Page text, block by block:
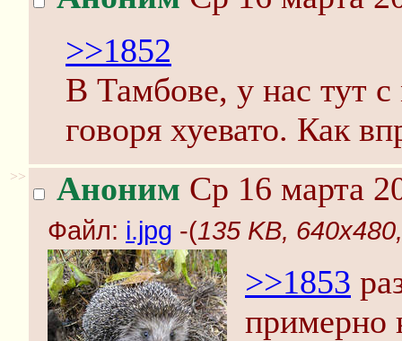
>>1852
В Тамбове, у нас тут
говоря хуевато. Как
>> Аноним Ср 16 марта
Файл: i.jpg -(135 KB,
>>1853
примерно